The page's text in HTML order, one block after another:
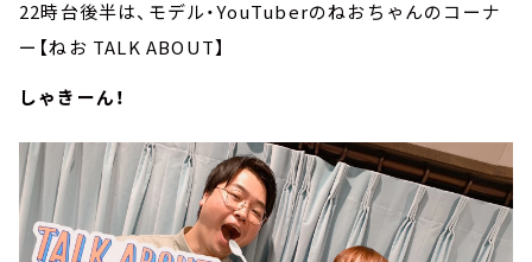
22時台後半は、モデル・YouTuberのねおちゃんのコーナ
ー【ねお TALK ABOUT】
しゃきーん！